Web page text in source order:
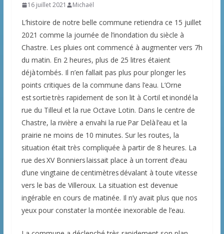
16 juillet 2021 Michaël
L’histoire de notre belle commune retiendra ce 15 juillet
2021 comme la journée de l’inondation du siècle à
Chastre. Les pluies ont commencé à augmenter vers 7h
du matin. En 2 heures, plus de 25 litres étaient
déjà tombés. Il n’en fallait pas plus pour plonger les
points critiques de la commune dans l’eau. L’Orne
est sortie très rapidement de son lit à Cortil et inondé la
rue du Tilleul et la rue Octave Lotin. Dans le centre de
Chastre, la rivière a envahi la rue Par Delà l’eau et la
prairie ne moins de 10 minutes. Sur les routes, la
situation était très compliquée à partir de 8 heures. La
rue des XV Bonniers laissait place à un torrent d’eau
d’une vingtaine de centimètres dévalant à toute vitesse
vers le bas de Villeroux. La situation est devenue
ingérable en cours de matinée. Il n’y avait plus que nos
yeux pour constater la montée inexorable de l’eau.